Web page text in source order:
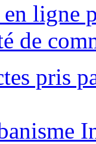
ligne
de
pris